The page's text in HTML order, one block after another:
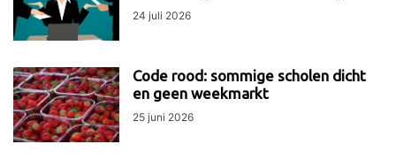
24 juli 2026
Code rood: sommige scholen dicht
en geen weekmarkt
25 juni 2026